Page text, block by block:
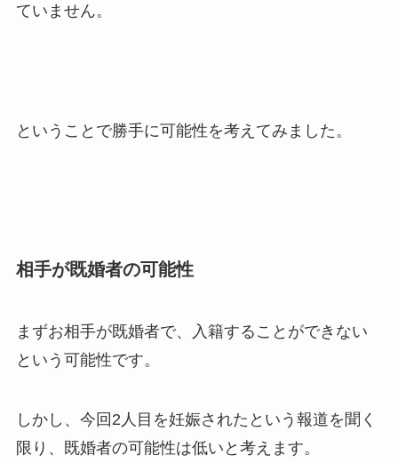
ていません。
ということで勝手に可能性を考えてみました。
相手が既婚者の可能性
まずお相手が既婚者で、入籍することができない
という可能性です。
しかし、今回2人目を妊娠されたという報道を聞く
限り、既婚者の可能性は低いと考えます。